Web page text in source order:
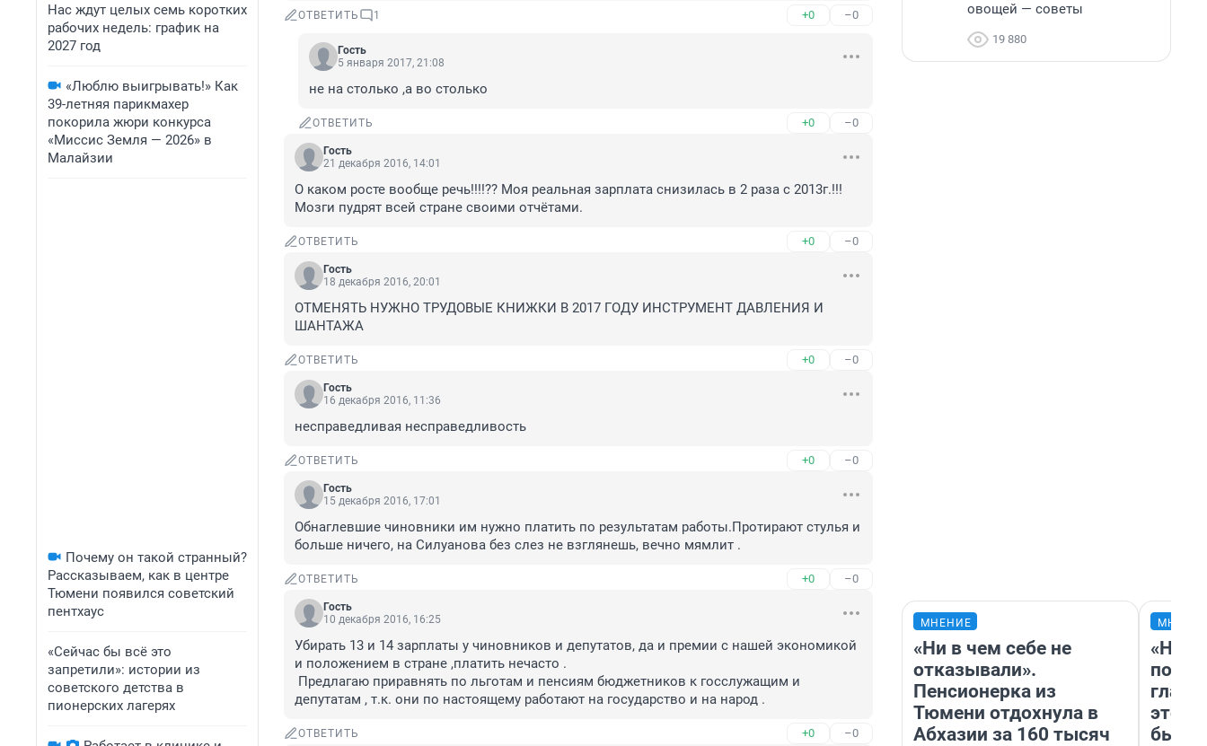
Нас ждут целых семь коротких
рабочих недель: график на
2027 год
«Люблю выигрывать!» Как
39-летняя парикмахер
покорила жюри конкурса
«Миссис Земля — 2026» в
Малайзии
Почему он такой странный?
Рассказываем, как в центре
Тюмени появился советский
пентхаус
«Сейчас бы всё это
запретили»: истории из
советского детства в
пионерских лагерях
ОТВЕТИТЬ 1 +0 –0
Гость
5 января 2017, 21:08
не на столько ,а во столько
ОТВЕТИТЬ +0 –0
Гость
21 декабря 2016, 14:01
О каком росте вообще речь!!!!?? Моя реальная зарплата снизилась в 2 раза с 2013г.!!!
Мозги пудрят всей стране своими отчётами.
ОТВЕТИТЬ +0 –0
Гость
18 декабря 2016, 20:01
ОТМЕНЯТЬ НУЖНО ТРУДОВЫЕ КНИЖКИ В 2017 ГОДУ ИНСТРУМЕНТ ДАВЛЕНИЯ И
ШАНТАЖА
ОТВЕТИТЬ +0 –0
Гость
16 декабря 2016, 11:36
несправедливая несправедливость
ОТВЕТИТЬ +0 –0
Гость
15 декабря 2016, 17:01
Обнаглевшие чиновники им нужно платить по результатам работы.Протирают стулья и
больше ничего, на Силуанова без слез не взглянешь, вечно мямлит .
ОТВЕТИТЬ +0 –0
Гость
10 декабря 2016, 16:25
Убирать 13 и 14 зарплаты у чиновников и депутатов, да и премии с нашей экономикой
и положением в стране ,платить нечасто .
депутатам , т.к. они по настоящему работают на государство и на народ .
ОТВЕТИТЬ +0 –0
овощей — советы
19 880
МНЕНИЕ
«Ни в чем себе не
отказывали».
Пенсионерка из
Тюмени отдохнула в
Абхазии за 160 тысяч
этого
бьет